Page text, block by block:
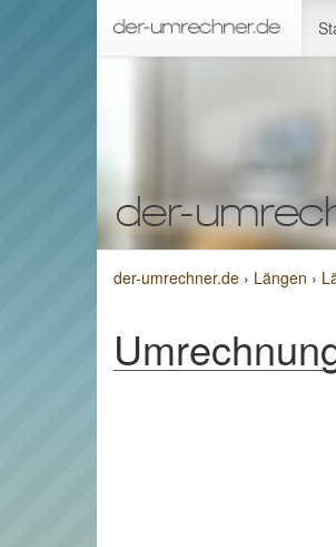
der-umrechner.de › Längen ›